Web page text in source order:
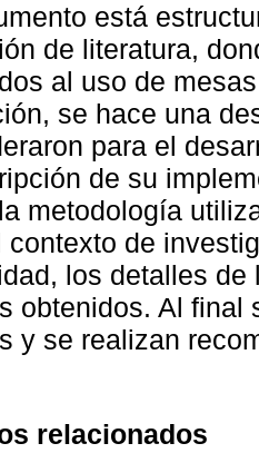
está
de literatura,
al uso de
se hace una
para el
de su
metodología
contexto de
los detalles
obtenidos. Al
y se realizan
relacionados